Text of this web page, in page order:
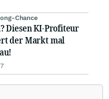
Chance
Diesen KI-Profiteur
der Markt mal